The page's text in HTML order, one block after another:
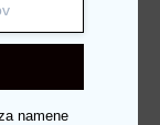
namene